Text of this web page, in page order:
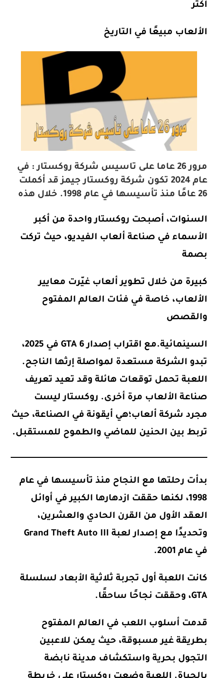
أكثر
الألعاب مبيعًا في التاريخ
مرور 26 عاما على تاسيس شركة روكستار : في
عام2024 تكون شركة روكستار جيمزقد أكملت
26 عامًا
منذ تأسيسها في عام 1998. خلال هذه
السنوات، أصبحت روكستار واحدة من أكبر
الأسماء في صناعة ألعاب الفيديو، حيث تركت
بصمة
كبيرة من خلال تطوير ألعاب غيّرت معايير
الألعاب، خاصة في فئات العالم المفتوح
والقصص
السينمائية.مع اقتراب إصدارGTA 6 في2025،
تبدو الشركة مستعدة لمواصلة إرثها الناجح.
اللعبة تحمل توقعات هائلة وقد تعيد تعريف
صناعة الألعاب مرة أخرى. روكستار ليست
مجرد شركة ألعاب؛هي أيقونة في الصناعة، حيث
تربط بين الحنين للماضي والطموح للمستقبل.
بدأت رحلتها مع النجاح منذ تأسيسها في عام
1998، لكنها حققت ازدهارها الكبير في أوائل
العقد الأول من القرن الحادي والعشرين،
وتحديدًا مع إصدار لعبة Grand Theft Auto III
في عام 2001
.
كانت اللعبة أول تجربة ثلاثية الأبعاد لسلسلة
GTA، وحققت نجاحًا ساحقًا.
قدمت أسلوب اللعب في العالم المفتوح
بطريقة غير مسبوقة، حيث يمكن للاعبين
التجول بحرية واستكشاف مدينة نابضة